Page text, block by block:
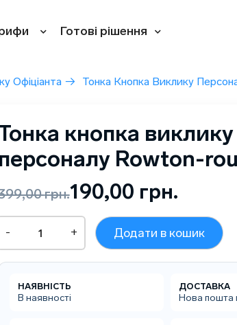
Готові рішення
Офіціанта → Тонка Кнопка Виклику
кнопка виклику
персоналу Rowton-
грн.
399,00 грн..
190,00 грн.
190,00 грн..
кнопка
rough
кількість
- + Додати в кошик
НАЯВНІСТЬ
В наявності
ДОСТАВКА
Нова пошта